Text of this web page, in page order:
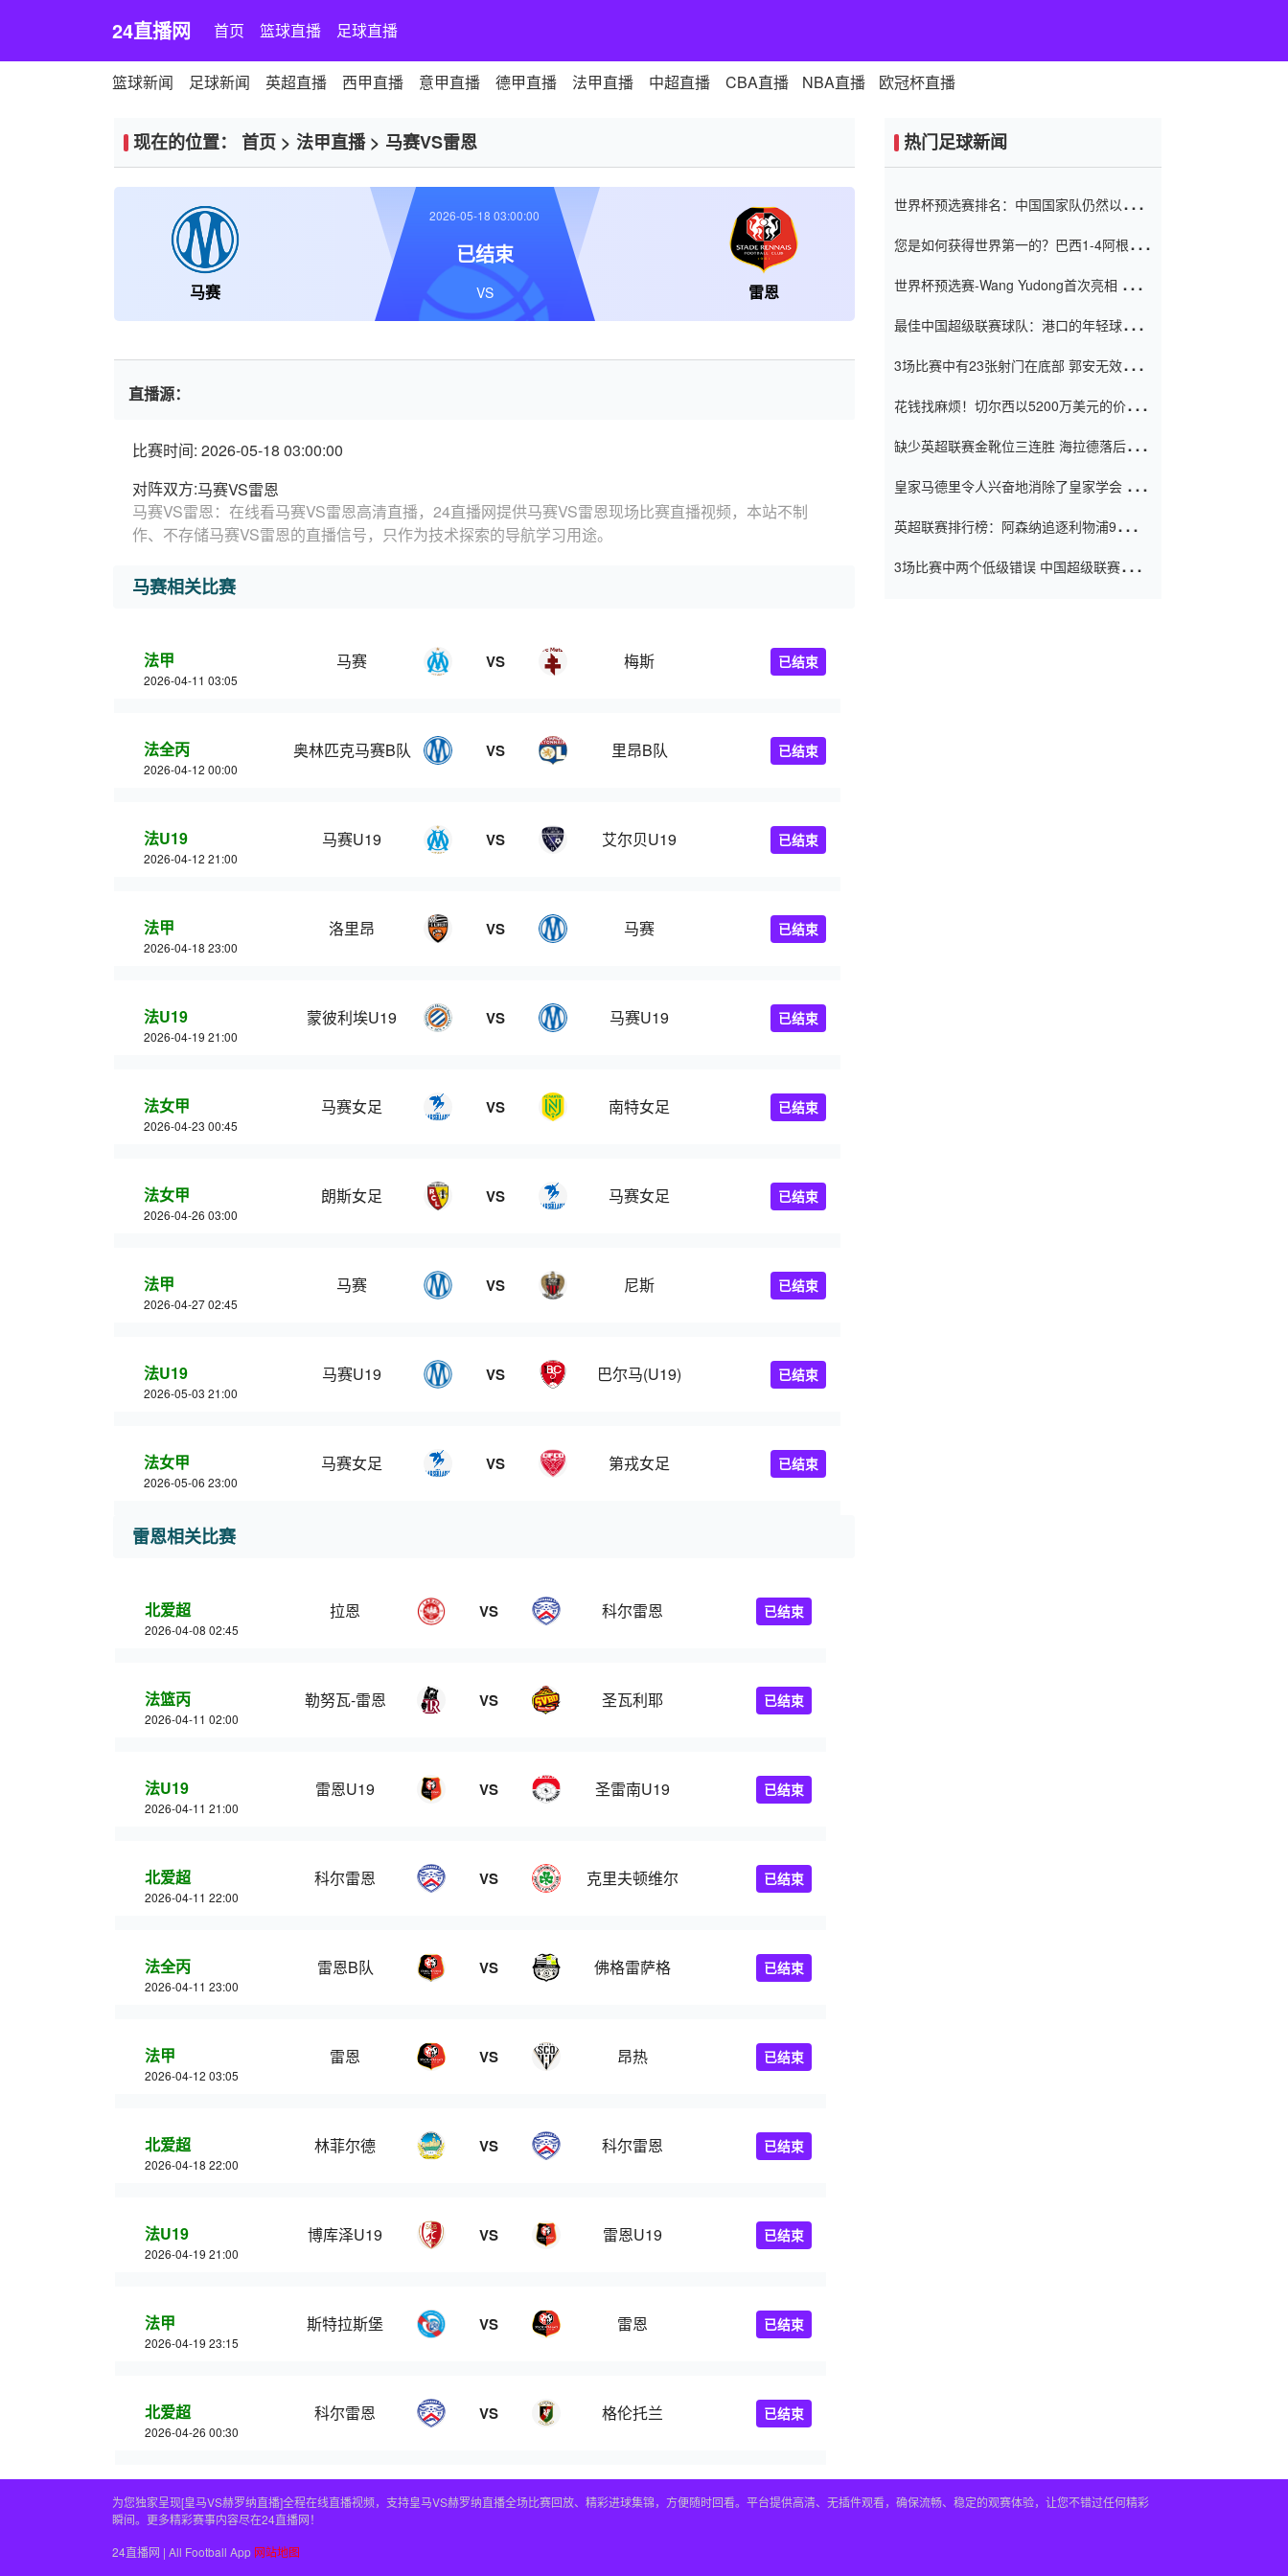
24直播网 首页 篮球直播 足球直播
篮球新闻 足球新闻 英超直播 西甲直播 意甲直播 德甲直播 法甲直播 中超直播 CBA直播 NBA直播 欧冠杯直播
现在的位置： 首页 > 法甲直播> 马赛VS雷恩
马赛 雷恩
2026-05-18 03:00:00
已结束
VS
直播源：
比赛时间: 2026-05-18 03:00:00
对阵双方:马赛VS雷恩
马赛VS雷恩：在线看马赛VS雷恩高清直播，24直播网提供马赛VS雷恩现场比赛直播视频，本站不制
作、不存储马赛VS雷恩的直播信号，只作为技术探索的导航学习用途。
马赛相关比赛
法甲
2026-04-11 03:05
马赛 VS 梅斯 已结束
法全丙
2026-04-12 00:00
奥林匹克马赛B队 VS 里昂B队 已结束
法U19
2026-04-12 21:00
马赛U19 VS 艾尔贝U19 已结束
法甲
2026-04-18 23:00
洛里昂 VS 马赛 已结束
法U19
2026-04-19 21:00
蒙彼利埃U19 VS 马赛U19 已结束
法女甲
2026-04-23 00:45
马赛女足 VS 南特女足 已结束
法女甲
2026-04-26 03:00
朗斯女足 VS 马赛女足 已结束
法甲
2026-04-27 02:45
马赛 VS 尼斯 已结束
法U19
2026-05-03 21:00
马赛U19 VS 巴尔马(U19) 已结束
法女甲
2026-05-06 23:00
马赛女足 VS 第戎女足 已结束
雷恩相关比赛
北爱超
2026-04-08 02:45
拉恩 VS 科尔雷恩 已结束
法篮丙
2026-04-11 02:00
勒努瓦-雷恩 VS 圣瓦利耶 已结束
法U19
2026-04-11 21:00
雷恩U19 VS 圣雷南U19 已结束
北爱超
2026-04-11 22:00
科尔雷恩 VS 克里夫顿维尔 已结束
法全丙
2026-04-11 23:00
雷恩B队 VS 佛格雷萨格 已结束
法甲
2026-04-12 03:05
雷恩 VS 昂热 已结束
北爱超
2026-04-18 22:00
林菲尔德 VS 科尔雷恩 已结束
法U19
2026-04-19 21:00
博库泽U19 VS 雷恩U19 已结束
法甲
2026-04-19 23:15
斯特拉斯堡 VS 雷恩 已结束
北爱超
2026-04-26 00:30
科尔雷恩 VS 格伦托兰 已结束
热门足球新闻
世界杯预选赛排名：中国国家队仍然以6分
您是如何获得世界第一的？巴西1-4阿根
世界杯预选赛-Wang Yudong首次亮相 中国
最佳中国超级联赛球队：港口的年轻球员在
（Taishan）
3场比赛中有23张射门在底部 郭安无效传球
花钱找麻烦！切尔西以5200万美元的价格
窗口
缺少英超联赛金靴位三连胜 海拉德落后6球
皇家马德里令人兴奋地消除了皇家学会 安
英超联赛排行榜：阿森纳追逐利物浦9分 曼
3场比赛中两个低级错误 中国超级联赛的前
为您独家呈现[皇马VS赫罗纳直播]全程在线直播视频，支持皇马VS赫罗纳直播全场比赛回放、精彩进球集锦，方便随时回看。平台提供高清、无插件观看，确保流畅、稳定的观赛体验，让您不错过任何精彩
瞬间。更多精彩赛事内容尽在24直播网！
24直播网 | All Football App 网站地图